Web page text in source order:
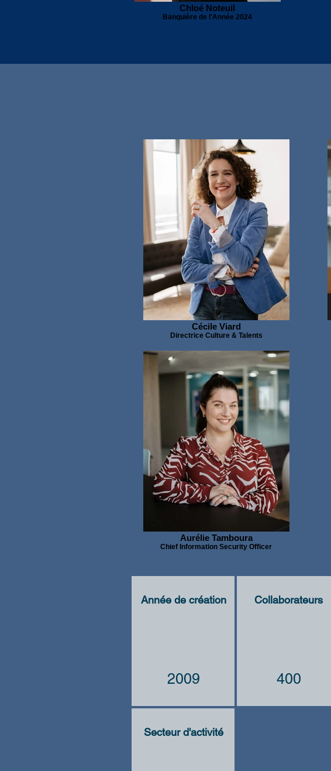
Chloé Noteuil
Banquière de l'Année 2024
Cécile Viard
Directrice Culture & Talents
Aurélie Tamboura
Chief Information Security Officer
Année de création
2009
Collaborateurs
400
Secteur d'activité